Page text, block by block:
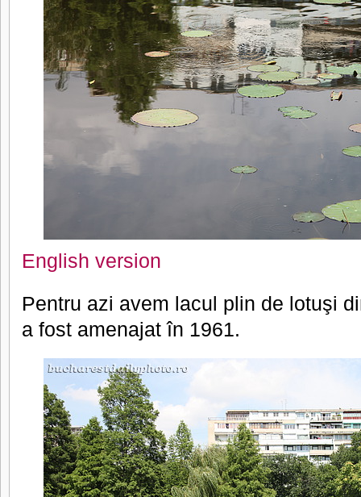
English version
Pentru azi avem lacul plin de lotuşi
a fost amenajat în 1961.